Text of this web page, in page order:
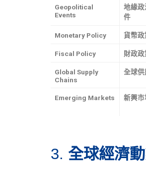
Geopolitical
Events
地緣政
件
Monetary Policy 貨幣政
Fiscal Policy 財政政
Global Supply
Chains
全球供
Emerging Markets 新興市
3. 全球經濟